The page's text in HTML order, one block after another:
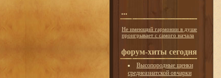
...
Не имеющий гармонии в душе
проигрывает с самого начала
форум-хиты сегодня
Высопородные щенки
среднеазиатской овчарки